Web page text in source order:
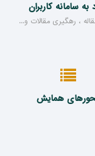
به سامانه کاربران
، رهگیری مقالات و...
همایش